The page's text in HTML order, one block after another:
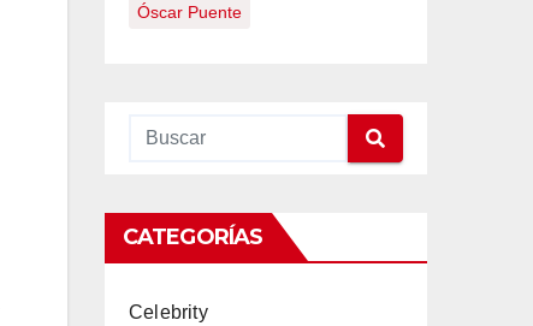
Óscar Puente
CATEGORÍAS
Celebrity